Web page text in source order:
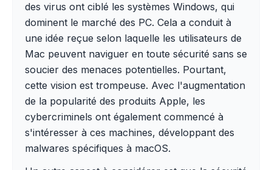
des virus ont ciblé les systèmes Windows, qui
dominent le marché des PC. Cela a conduit à
une idée reçue selon laquelle les utilisateurs de
Mac peuvent naviguer en toute sécurité sans se
soucier des menaces potentielles. Pourtant,
cette vision est trompeuse. Avec l'augmentation
de la popularité des produits Apple, les
cybercriminels ont également commencé à
s'intéresser à ces machines, développant des
malwares spécifiques à macOS.